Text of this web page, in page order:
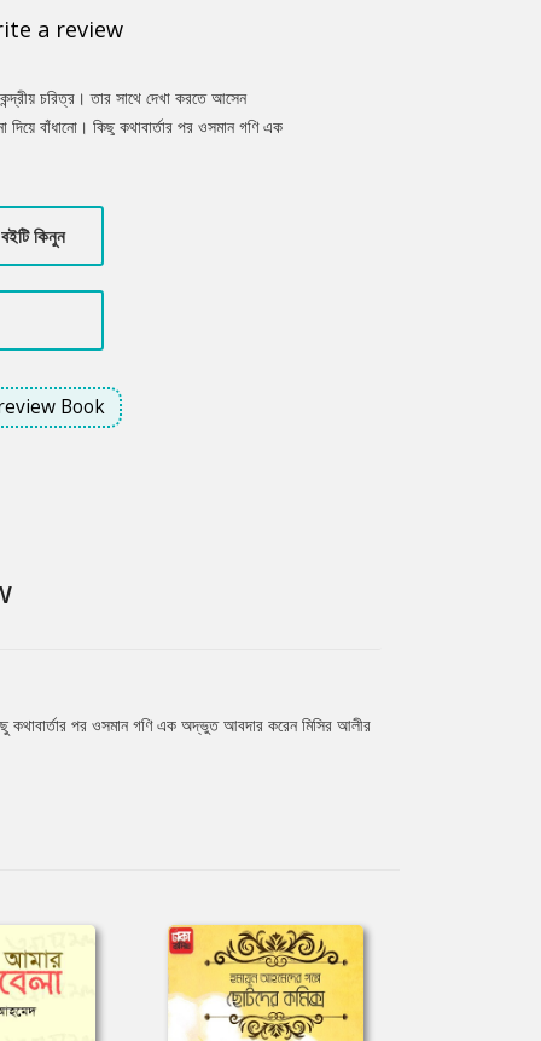
a review
চরিত্র। তার সাথে দেখা করতে আসেন
বাঁধানো। কিছু কথাবার্তার পর ওসমান গণি এক
মিসির আলীর বাসায় পুলিশ আসে। কেননা
বইটি কিনুন
Book
কথাবার্তার পর ওসমান গণি এক অদ্ভুত আবদার করেন মিসির আলীর